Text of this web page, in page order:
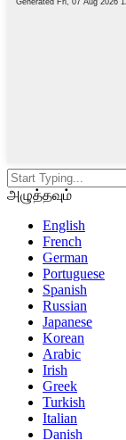
அழுத்தவும்
English
French
German
Portuguese
Spanish
Russian
Japanese
Korean
Arabic
Irish
Greek
Turkish
Italian
Danish